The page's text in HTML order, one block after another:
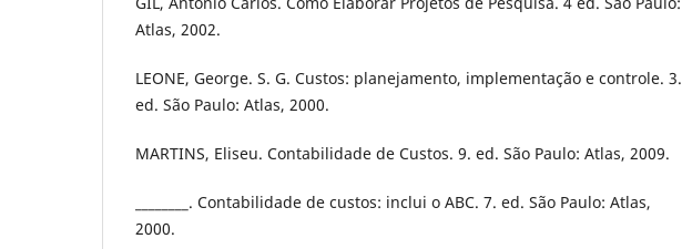
Atlas, 2002.
LEONE, George. S. G. Custos: planejamento, implementação e controle. 3.
ed. São Paulo: Atlas, 2000.
MARTINS, Eliseu. Contabilidade de Custos. 9. ed. São Paulo: Atlas, 2009.
________. Contabilidade de custos: inclui o ABC. 7. ed. São Paulo: Atlas,
2000.